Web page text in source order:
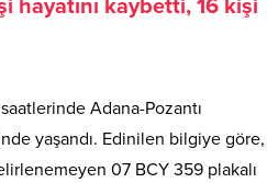
hayatını kaybetti, 16 kişi
Adana-Pozantı
yaşandı. Edinilen bilgiye göre,
07 BCY 359 plakalı